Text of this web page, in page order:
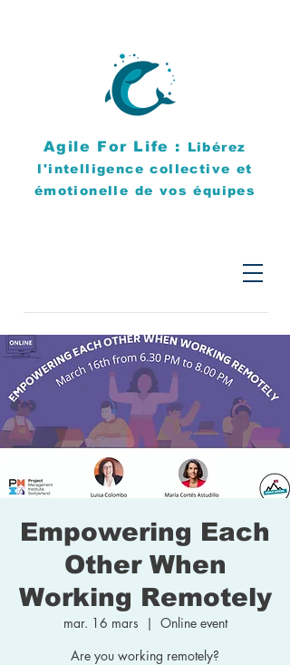
Agile For Life :
Libérez
l'intelligence collective et
émotionelle de vos équipes
Empowering Each
Other When
Working Remotely
mar. 16 mars
  |
Online event
Are you working remotely?